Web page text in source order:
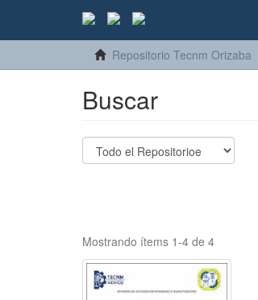
Repositorio Tecnm Orizaba
Buscar
Mostrando ítems 1-4 de 4